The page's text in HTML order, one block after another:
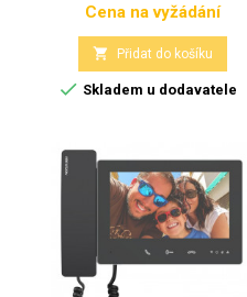
Cena
Cena na vyžádání
 Přidat do košíku
 Skladem u dodavatele